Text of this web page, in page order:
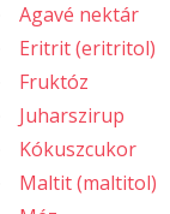
Agavé nektár
Eritrit (eritritol)
Fruktóz
Juharszirup
Kókuszcukor
Maltit (maltitol)